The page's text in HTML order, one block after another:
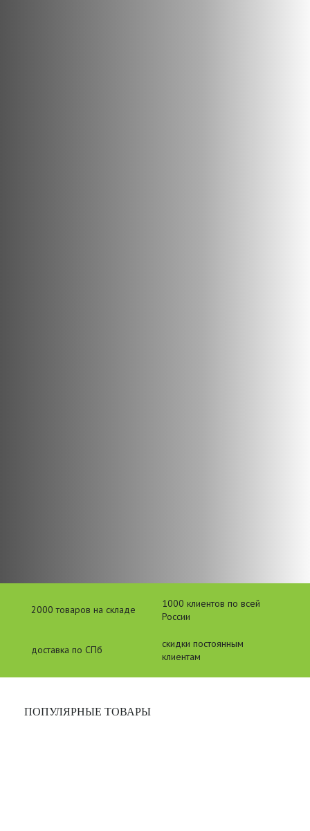
2000 товаров на складе
1000 клиентов по всей
России
доставка по СПб
скидки постоянным
клиентам
ПОПУЛЯРНЫЕ ТОВАРЫ